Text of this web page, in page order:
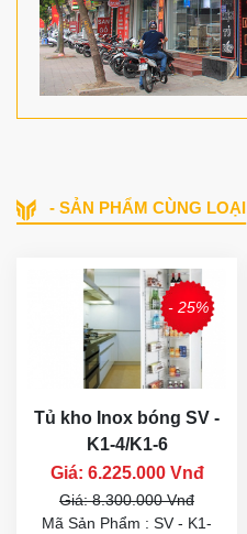
- SẢN PHẨM CÙNG LOẠI
- 25%
Tủ kho Inox bóng SV -
K1-4/K1-6
Giá: 6.225.000 Vnđ
Giá: 8.300.000 Vnđ
Mã Sản Phẩm : SV - K1-